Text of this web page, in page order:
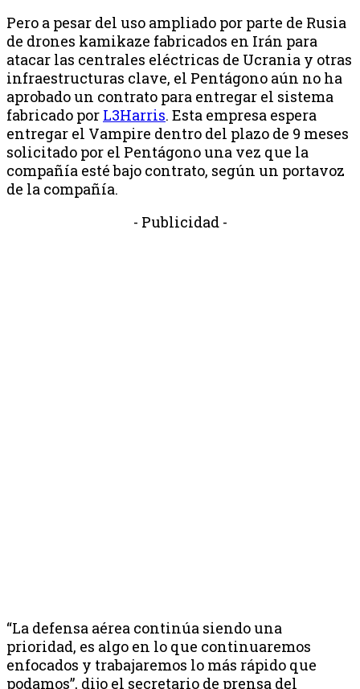
Pero a pesar del uso ampliado por parte de Rusia
de drones kamikaze fabricados en Irán para
atacar las centrales eléctricas de Ucrania y otras
infraestructuras clave, el Pentágono aún no ha
aprobado un contrato para entregar el sistema
fabricado por L3Harris. Esta empresa espera
entregar el Vampire dentro del plazo de 9 meses
solicitado por el Pentágono una vez que la
compañía esté bajo contrato, según un portavoz
de la compañía.
- Publicidad -
“La defensa aérea continúa siendo una
prioridad, es algo en lo que continuaremos
enfocados y trabajaremos lo más rápido que
podamos”, dijo el secretario de prensa del